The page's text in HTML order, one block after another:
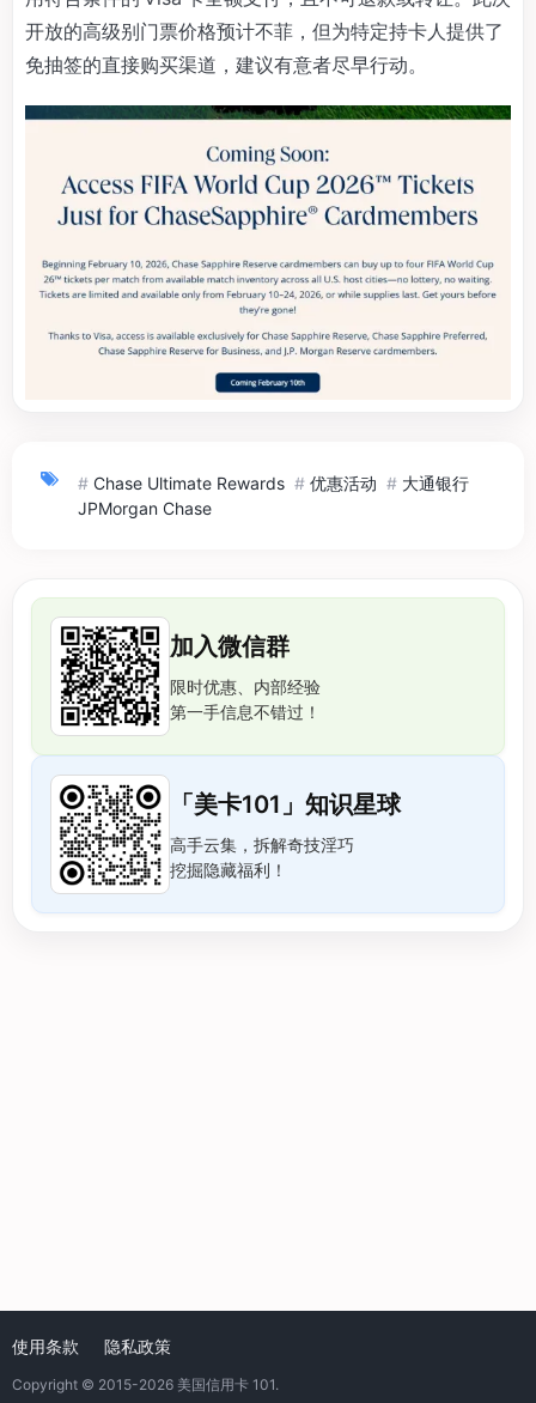
开放的高级别门票价格预计不菲，但为特定持卡人提供了
免抽签的直接购买渠道，建议有意者尽早行动。
# Chase Ultimate Rewards # 优惠活动 # 大通银行
JPMorgan Chase
加入微信群
限时优惠、内部经验
第一手信息不错过！
「美卡101」知识星球
高手云集，拆解奇技淫巧
挖掘隐藏福利！
使用条款 隐私政策
Copyright © 2015-2026 美国信用卡 101.